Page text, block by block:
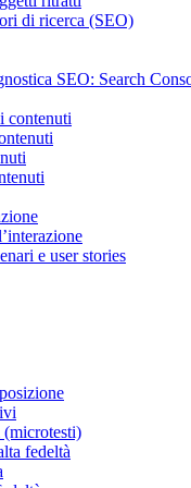
di ricerca (SEO)
SEO: Search
contenuti
e user stories
(microtesti)
fedeltà